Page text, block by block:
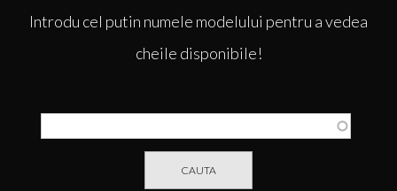
Introdu cel putin numele modelului pentru a vedea
cheile disponibile!